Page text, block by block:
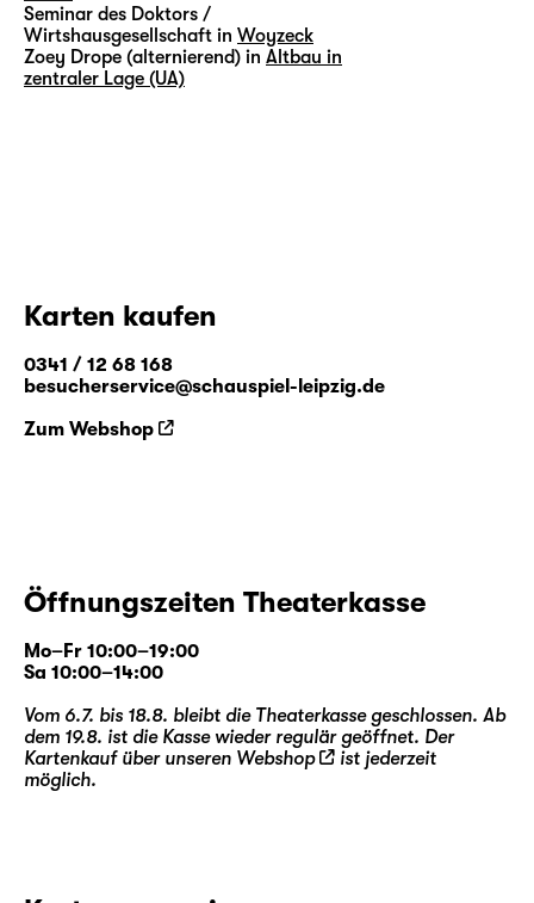
Seminar des Doktors /
Wirtshausgesellschaft in Woyzeck
Zoey Drope (alternierend) in Altbau in
zentraler Lage (UA)
Karten kaufen
0341 / 12 68 168
besucherservice@schauspiel-leipzig.de
Zum Webshop
Öffnungszeiten Theaterkasse
Mo–Fr 10:00–19:00
Sa 10:00–14:00
Vom 6.7. bis 18.8. bleibt die Theaterkasse geschlossen. Ab
dem 19.8. ist die Kasse wieder regulär geöffnet. Der
Kartenkauf über unseren Webshop
ist jederzeit
möglich.